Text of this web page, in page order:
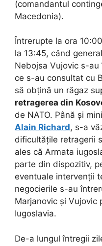
(comandantul
Macedonia).
Întrerupte la ora
la 13:45, când
Nebojsa Vujovic s-au
ce s-au consultat cu
să obțină un răgaz
retragerea din
de NATO. Până și
Alain Richard, s-a
dificultățile retragerii
ales că Armata
parte din dispozitiv,
eventuale intervenții
negocierile s-au
Marjanovic și Vujovic
Iugoslavia.
De-a lungul întregii